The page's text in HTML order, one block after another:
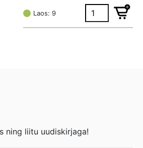
oli:
€ 0,78.
is:
€ 0,59.
Laos: 9
ning liitu uudiskirjaga!